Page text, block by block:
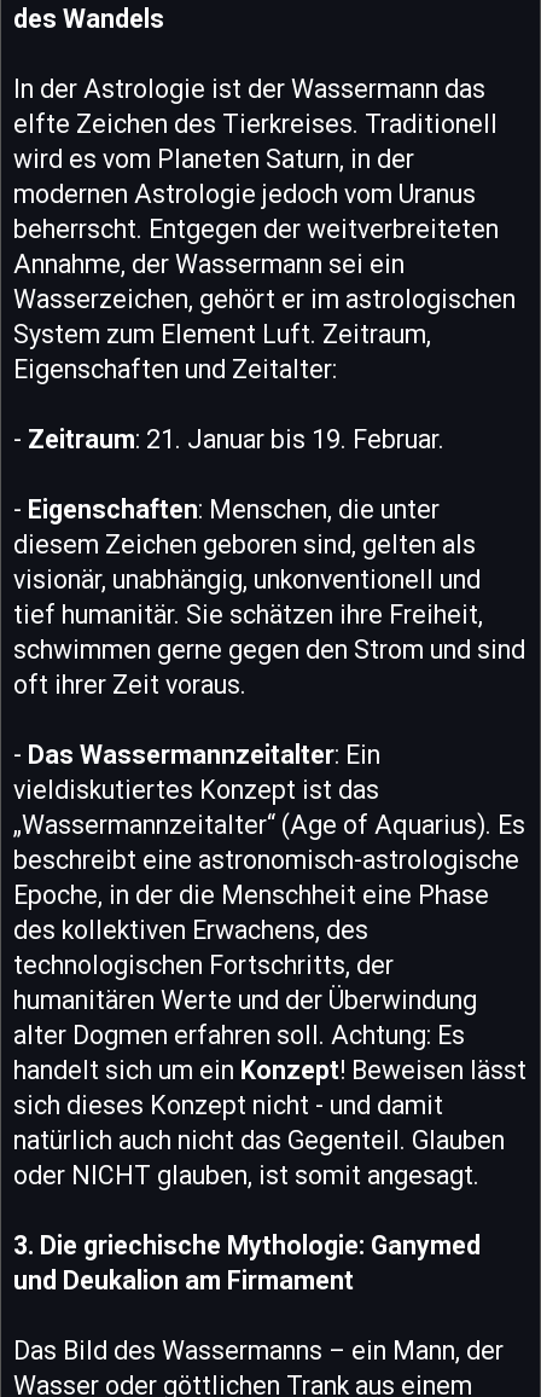
des Wandels
In der Astrologie ist der Wassermann das
elfte Zeichen des Tierkreises. Traditionell
wird es vom Planeten Saturn, in der
modernen Astrologie jedoch vom Uranus
beherrscht. Entgegen der weitverbreiteten
Annahme, der Wassermann sei ein
Wasserzeichen, gehört er im astrologischen
System zum Element Luft. Zeitraum,
Eigenschaften und Zeitalter:
- Zeitraum: 21. Januar bis 19. Februar.
- Eigenschaften: Menschen, die unter
diesem Zeichen geboren sind, gelten als
visionär, unabhängig, unkonventionell und
tief humanitär. Sie schätzen ihre Freiheit,
schwimmen gerne gegen den Strom und sind
oft ihrer Zeit voraus.
- Das Wassermannzeitalter: Ein
vieldiskutiertes Konzept ist das
„Wassermannzeitalter“ (Age of Aquarius). Es
beschreibt eine astronomisch-astrologische
Epoche, in der die Menschheit eine Phase
des kollektiven Erwachens, des
technologischen Fortschritts, der
humanitären Werte und der Überwindung
alter Dogmen erfahren soll. Achtung: Es
handelt sich um ein Konzept! Beweisen lässt
sich dieses Konzept nicht - und damit
natürlich auch nicht das Gegenteil. Glauben
oder NICHT glauben, ist somit angesagt.
3. Die griechische Mythologie: Ganymed
und Deukalion am Firmament
Das Bild des Wassermanns – ein Mann, der
Wasser oder göttlichen Trank aus einem